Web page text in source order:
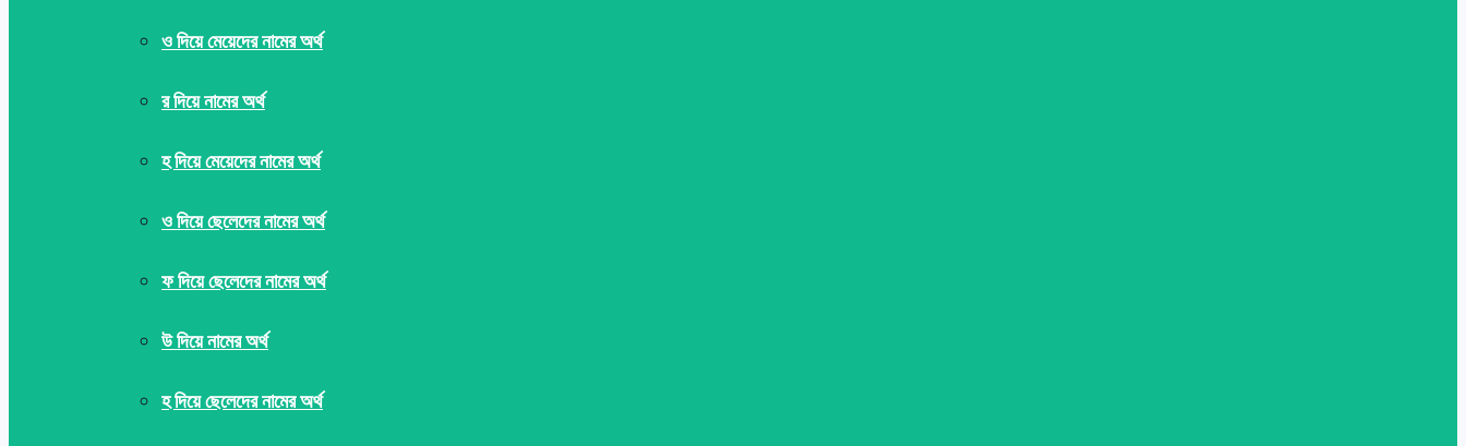
ও দিয়ে মেয়েদের নামের অর্থ
র দিয়ে নামের অর্থ
হ দিয়ে মেয়েদের নামের অর্থ
ও দিয়ে ছেলেদের নামের অর্থ
ফ দিয়ে ছেলেদের নামের অর্থ
উ দিয়ে নামের অর্থ
হ দিয়ে ছেলেদের নামের অর্থ